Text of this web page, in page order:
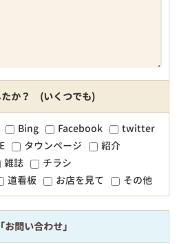
たか？ (いくつでも)
Bing Facebook
twitter
タウンページ
紹介
雑誌
チラシ
道看板 お店を見て その他
「お問い合わせ」